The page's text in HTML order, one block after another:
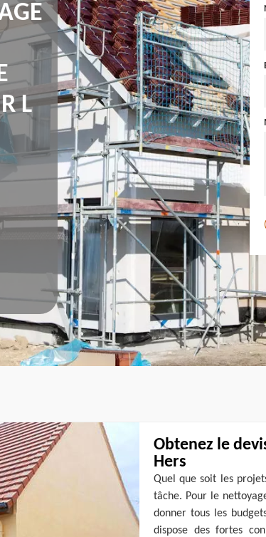
L
Obtenez le
Hers
Quel que soit les
tâche. Pour le
donner tous les
dispose des fortes